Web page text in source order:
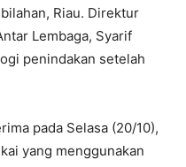
Riau. Direktur
Lembaga, Syarif
penindakan setelah
pada Selasa (20/10),
yang menggunakan